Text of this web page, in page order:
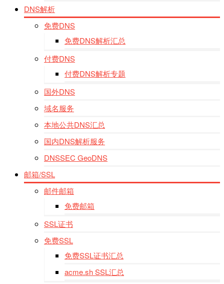
DNS解析
免费DNS
免费DNS解析汇总
付费DNS
付费DNS解析专题
国外DNS
域名服务
本地公共DNS汇总
国内DNS解析服务
DNSSEC GeoDNS
邮箱/SSL
邮件邮箱
免费邮箱
SSL证书
免费SSL
免费SSL证书汇总
acme.sh SSL汇总